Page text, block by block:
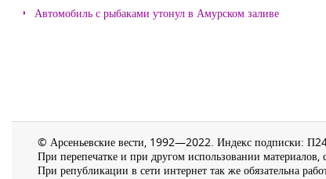
Автомобиль с рыбаками утонул в Амурском заливе
© Арсеньевские вести, 1992—2022. Индекс подписки:
При перепечатке и при другом использовании материалов,
При републикации в сети интернет так же обязательна